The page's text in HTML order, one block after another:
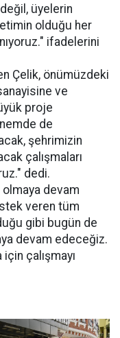
üyelerin
olduğu her
ifadelerini
Çelik, önümüzdeki
ve
proje
de
şehrimizin
çalışmaları
dedi.
olmaya devam
veren tüm
gibi bugün de
devam edeceğiz.
çalışmayı